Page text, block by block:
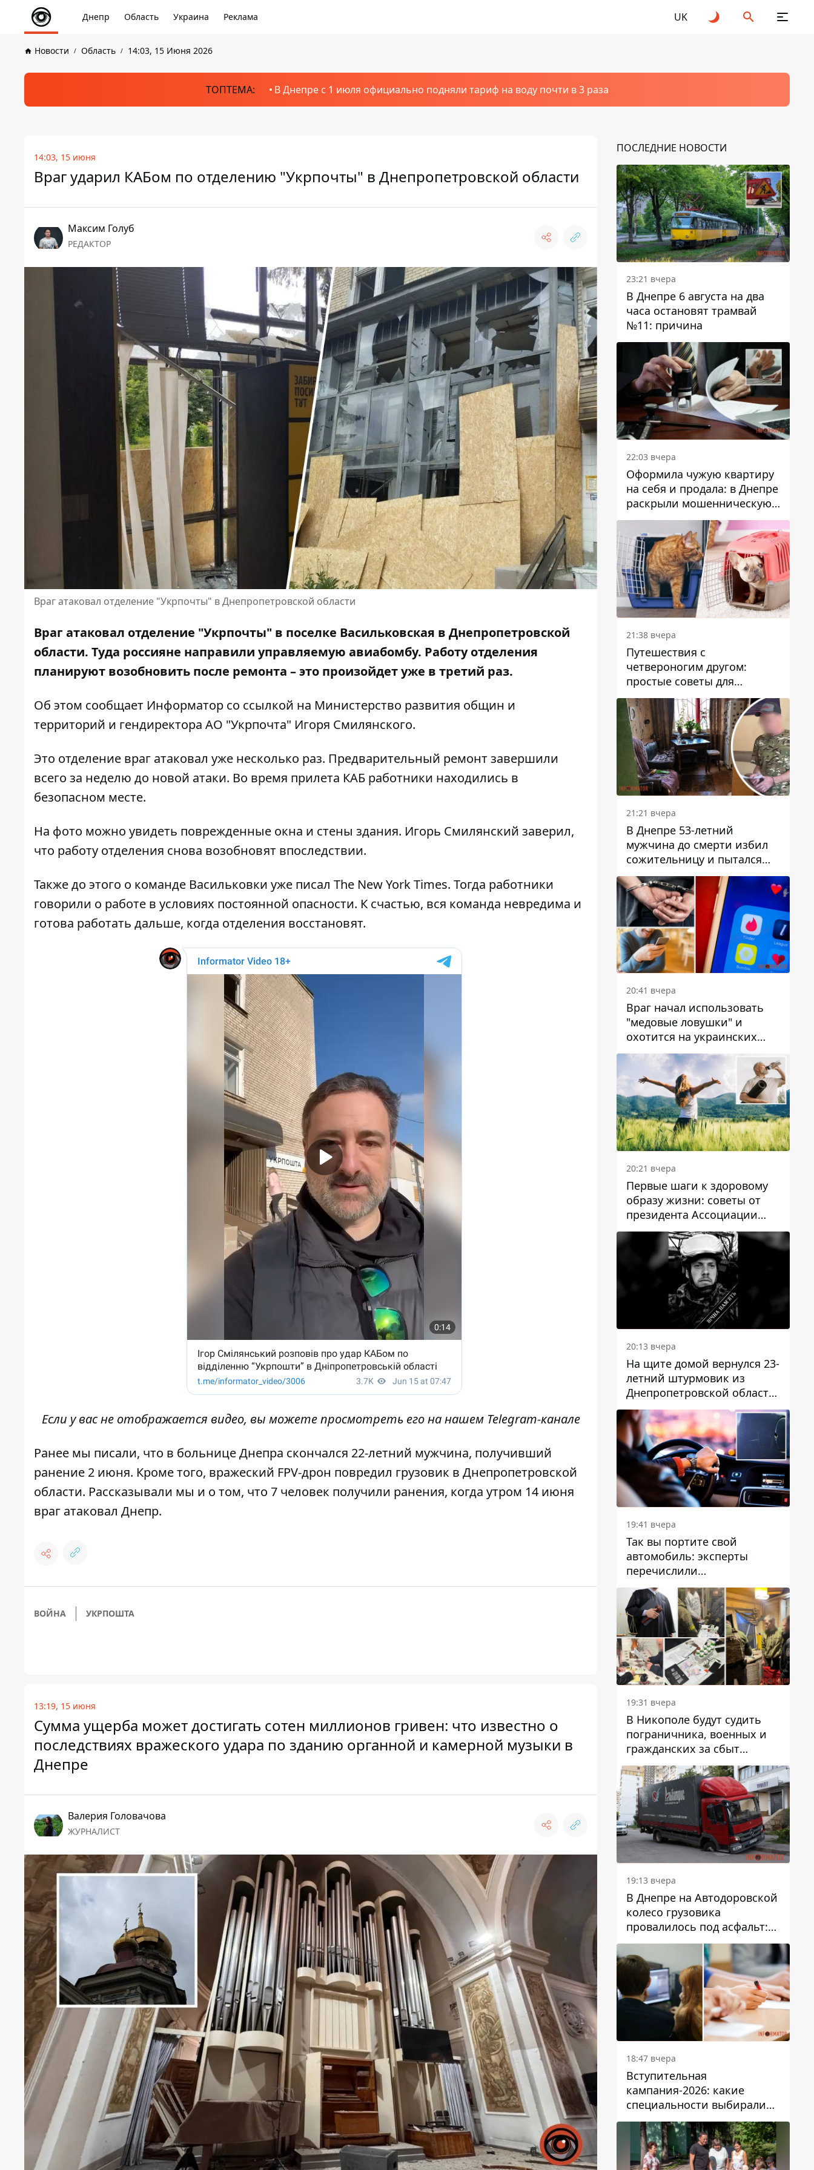
Днепр Область Украина Реклама UK
Новости Область 14:03, 15 Июня 2026
ТОПТЕМА: В Днепре с 1 июля официально подняли тариф на воду почти в 3 раза
14:03, 15 июня
Враг ударил КАБом по отделению "Укрпочты" в Днепропетровской области
Максим Голуб
РЕДАКТОР
Враг атаковал отделение "Укрпочты" в Днепропетровской области
Враг атаковал отделение "Укрпочты" в поселке Васильковская в Днепропетровской
области. Туда россияне направили управляемую авиабомбу. Работу отделения
планируют возобновить после ремонта – это произойдет уже в третий раз.
Об этом сообщает Информатор со ссылкой на Министерство развития общин и
территорий и гендиректора АО "Укрпочта" Игоря Смилянского.
Это отделение враг атаковал уже несколько раз. Предварительный ремонт завершили
всего за неделю до новой атаки. Во время прилета КАБ работники находились в
безопасном месте.
На фото можно увидеть поврежденные окна и стены здания. Игорь Смилянский заверил,
что работу отделения снова возобновят впоследствии.
Также до этого о команде Васильковки уже писал The New York Times. Тогда работники
говорили о работе в условиях постоянной опасности. К счастью, вся команда невредима и
готова работать дальше, когда отделения восстановят.
Если у вас не отображается видео, вы можете просмотреть егона нашем Telegram-канале
Ранее мы писали, что в больнице Днепра скончался 22-летний мужчина, получивший
ранение 2 июня. Кроме того, вражеский FPV-дрон повредил грузовик в Днепропетровской
области. Рассказывали мы и о том, что 7 человек получили ранения, когда утром 14 июня
враг атаковал Днепр.
ВОЙНА УКРПОШТА
13:19, 15 июня
Сумма ущерба может достигать сотен миллионов гривен: что известно о
последствиях вражеского удара по зданию органной и камерной музыки в
Днепре
Валерия Головачова
ЖУРНАЛИСТ
ПОСЛЕДНИЕ НОВОСТИ
23:21 вчера
В Днепре 6 августа на два
часа остановят трамвай
№11: причина
22:03 вчера
Оформила чужую квартиру
на себя и продала: в Днепре
раскрыли мошенническую
схему с недвижимостью
21:38 вчера
Путешествия с
четвероногим другом:
простые советы для
поездок с животными
21:21 вчера
В Днепре 53-летний
мужчина до смерти избил
сожительницу и пытался
скрыть преступление:
детали
20:41 вчера
Враг начал использовать
"медовые ловушки" и
охотится на украинских
военнослужащих
20:21 вчера
Первые шаги к здоровому
образу жизни: советы от
президента Ассоциации
диетологов Украины
20:13 вчера
На щите домой вернулся 23-
летний штурмовик из
Днепропетровской области
Богдан Бескровный
19:41 вчера
Так вы портите свой
автомобиль: эксперты
перечислили
распространенные
привычки водителей,
которые на самом деле
вредят машине
19:31 вчера
В Никополе будут судить
пограничника, военных и
гражданских за сбыт
психотропов
19:13 вчера
В Днепре на Автодоровской
колесо грузовика
провалилось под асфальт:
движение заблокировано
18:47 вчера
Вступительная
кампания-2026: какие
специальности выбирали
абитуриенты в Украине